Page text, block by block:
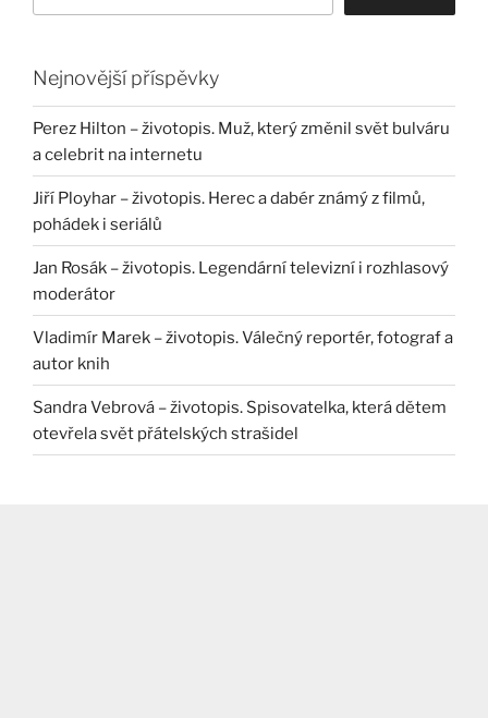
Nejnovější příspěvky
Perez Hilton – životopis. Muž, který změnil svět bulváru
a celebrit na internetu
Jiří Ployhar – životopis. Herec a dabér známý z filmů,
pohádek i seriálů
Jan Rosák – životopis. Legendární televizní i rozhlasový
moderátor
Vladimír Marek – životopis. Válečný reportér, fotograf a
autor knih
Sandra Vebrová – životopis. Spisovatelka, která dětem
otevřela svět přátelských strašidel